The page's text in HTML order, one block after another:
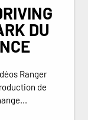
DU
Ranger
de